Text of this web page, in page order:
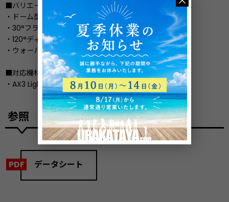
■バリエーション
・ドーム型ディフューザー /AX3-DDM
・30°フラッドフィルター /AX3-DDSK-30
・120°ディフューザー /AX3-DDSK-120
・ウォールウオッシュフィルター /AX3-WWDSK
■対応機材
・AX3 LightDrop
参照
データシート